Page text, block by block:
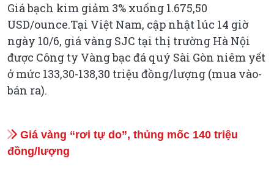
Giá bạch kim giảm 3% xuống 1.675,50
USD/ounce.Tại Việt Nam, cập nhật lúc 14 giờ
ngày 10/6, giá vàng SJC tại thị trường Hà Nội
được Công ty Vàng bạc đá quý Sài Gòn niêm yết
ở mức 133,30-138,30 triệu đồng/lượng (mua vào-
bán ra).
Giá vàng “rơi tự do”, thủng mốc 140 triệu
đồng/lượng